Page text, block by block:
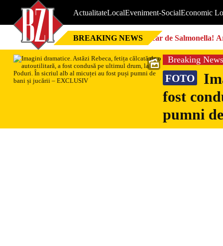
ActualitateLocalEveniment-SocialEconomic
BREAKING NEWS Focar de Salmonella!
Breaking News
FOTO
fost
pumni